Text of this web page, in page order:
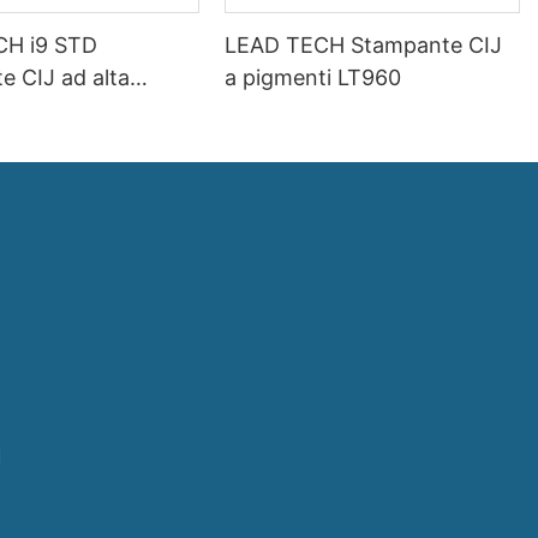
i9 STD
CIJ ad alta
LEAD TECH Stampante CIJ
a pigmenti LT960